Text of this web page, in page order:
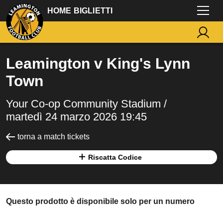
HOME BIGLIETTI
Leamington v King's Lynn
Town
Your Co-op Community Stadium /
martedì 24 marzo 2026 19:45
torna a match tickets
Riscatta Codice
Questo prodotto è disponibile solo per un numero